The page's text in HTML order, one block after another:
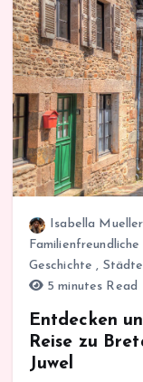
Isabella Mueller
Geschichte ,
5 minutes Read
Entdecken
Reise zu
Juwel